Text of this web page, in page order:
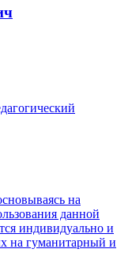
на
данной
индивидуально и
на гуманитарный и